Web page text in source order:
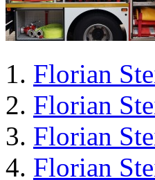
Florian
Florian
Florian
Florian